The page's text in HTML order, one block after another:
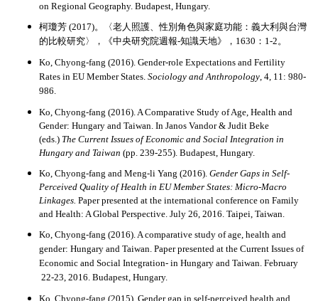
on Regional Geography. Budapest, Hungary.
柯瓊芳 (2017)。〈老人照護、性別角色與家庭功能：義大利與台灣
的比較研究〉，《中央研究院週報-知識天地》，1630：1-2。
Ko, Chyong-fang (2016). Gender-role Expectations and Fertility
Rates in EU Member States. Sociology and Anthropology, 4, 11: 980-
986.
Ko, Chyong-fang (2016). A Comparative Study of Age, Health and
Gender: Hungary and Taiwan. In Janos Vandor & Judit Beke
(eds.) The Current Issues of Economic and Social Integration in
Hungary and Taiwan (pp. 239-255). Budapest, Hungary.
Ko, Chyong-fang and Meng-li Yang (2016). Gender Gaps in Self-
Perceived Quality of Health in EU Member States: Micro-Macro
Linkages. Paper presented at the international conference on Family
and Health: A Global Perspective. July 26, 2016. Taipei, Taiwan.
Ko, Chyong-fang (2016). A comparative study of age, health and
gender: Hungary and Taiwan. Paper presented at the Current Issues of
Economic and Social Integration- in Hungary and Taiwan. February
22-23, 2016. Budapest, Hungary.
Ko, Chyong-fang (2015). Gender gap in self-perceived health and